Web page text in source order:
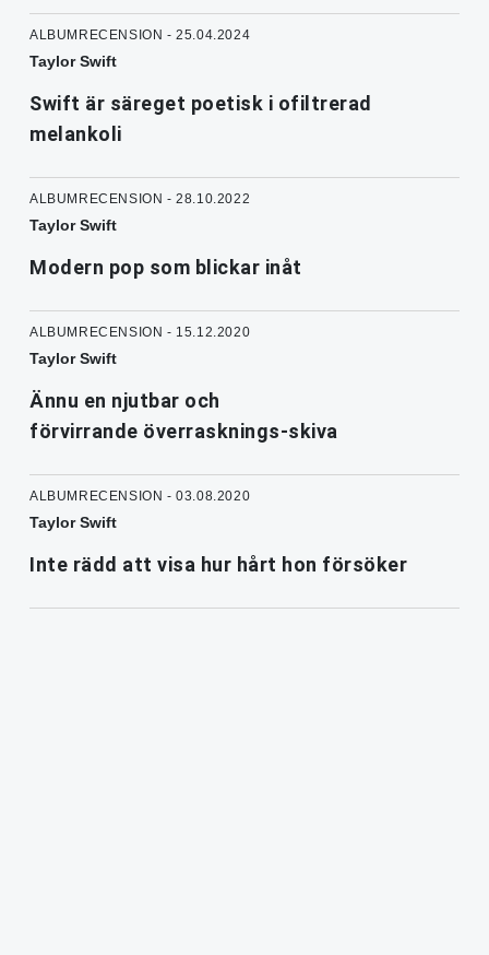
ALBUMRECENSION - 25.04.2024
Taylor Swift
Swift är säreget poetisk i ofiltrerad
melankoli
ALBUMRECENSION - 28.10.2022
Taylor Swift
Modern pop som blickar inåt
ALBUMRECENSION - 15.12.2020
Taylor Swift
Ännu en njutbar och
förvirrande överrasknings-skiva
ALBUMRECENSION - 03.08.2020
Taylor Swift
Inte rädd att visa hur hårt hon försöker